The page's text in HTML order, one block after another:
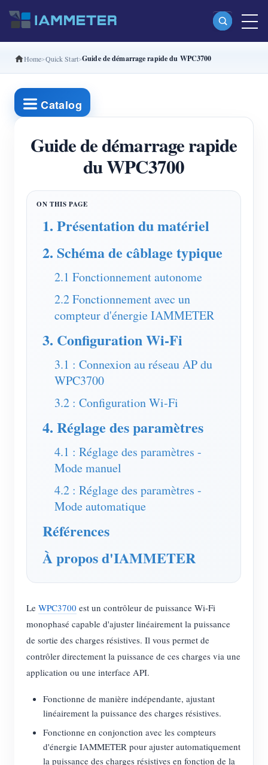
Produits
Compteur d’énergie Wi-Fi monophasé (WEM3080)
Compteur d’énergie Wi-Fi split-phase (WEM2067)
Compteur d’énergie Wi-Fi triphasé (WEM3046T)
Contrôleur de puissance WiFi
IAMMETER Cloud Pro
Service d’auto-hébergement
Chargeur EV
Simulateur IAMMETER
Compteur virtuel
Système de prévision et de simulation énergétique
Applications
Moniteur de consommation électrique
Système de contrôle du chauffage PV
Domotique
Documentation
Vidéo tutorielle
FAQ
Actualités
Blogs
Programme contributeur
Centre des contributeurs
Activités IAMMETER
Forum
App Store
Explorer le site
Classement PV
Solutions
Contact
Home Quick Start Guide de démarrage rapide du WPC3700
Catalog
Guide de démarrage rapide
du WPC3700
1. Présentation du matériel
2. Schéma de câblage typique
2.1 Fonctionnement autonome
2.2 Fonctionnement avec un
compteur d'énergie IAMMETER
3. Configuration Wi-Fi
3.1 : Connexion au réseau AP du
WPC3700
3.2 : Configuration Wi-Fi
4. Réglage des paramètres
4.1 : Réglage des paramètres -
Mode manuel
4.2 : Réglage des paramètres -
Mode automatique
Références
À propos d'IAMMETER
Le WPC3700 est un contrôleur de puissance Wi-Fi
monophasé capable d'ajuster linéairement la puissance
de sortie des charges résistives. Il vous permet de
contrôler directement la puissance de ces charges via une
application ou une interface API.
Fonctionne de manière indépendante, ajustant
linéairement la puissance des charges résistives.
Fonctionne en conjonction avec les compteurs
d'énergie IAMMETER pour ajuster automatiquement
la puissance des charges résistives en fonction de la